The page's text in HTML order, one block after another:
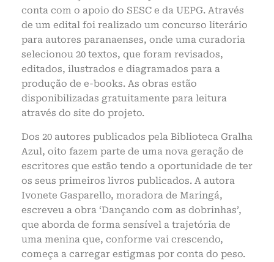
conta com o apoio do SESC e da UEPG. Através
de um edital foi realizado um concurso literário
para autores paranaenses, onde uma curadoria
selecionou 20 textos, que foram revisados,
editados, ilustrados e diagramados para a
produção de e-books. As obras estão
disponibilizadas gratuitamente para leitura
através do site do projeto.
Dos 20 autores publicados pela Biblioteca Gralha
Azul, oito fazem parte de uma nova geração de
escritores que estão tendo a oportunidade de ter
os seus primeiros livros publicados. A autora
Ivonete Gasparello, moradora de Maringá,
escreveu a obra ‘Dançando com as dobrinhas’,
que aborda de forma sensível a trajetória de
uma menina que, conforme vai crescendo,
começa a carregar estigmas por conta do peso.